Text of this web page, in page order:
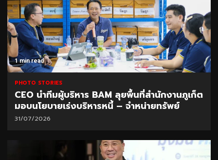
1 min read
PHOTO STORIES
CEO นำทีมผู้บริหาร BAM ลุยพื้นที่สำนักงานภูเก็ต
มอบนโยบายเร่งบริหารหนี้ – จำหน่ายทรัพย์
31/07/2026